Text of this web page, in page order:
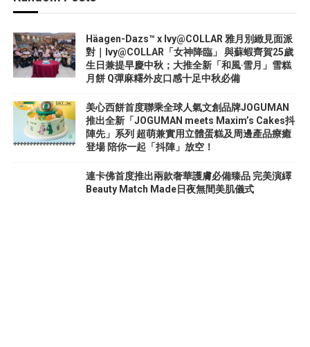
Häagen-Dazs™ x Ivy@COLLAR 雅月別緻見面派
對｜Ivy@COLLAR「女神降臨」 與蘇蝦齊賀25歲
生日兼提早慶中秋；大推全新「和風‧雪月」雪糕
月餅 Q彈麻糬外皮口感十足中秋必備
美心西餅首度聯乘全球人氣文創品牌JOGUMAN
推出全新「JOGUMAN meets Maxim’s Cakes抖
陣先」系列 超萌兼實用立體蛋糕及周邊產品療癒
登場 陪你一起「抖陣」放空！
連卡佛首度推出兩款奢華護膚必備臻品 完美演繹
Beauty Match Made日夜無間美肌儀式